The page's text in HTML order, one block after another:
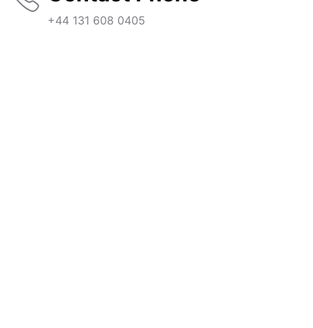
+44 131 608 0405